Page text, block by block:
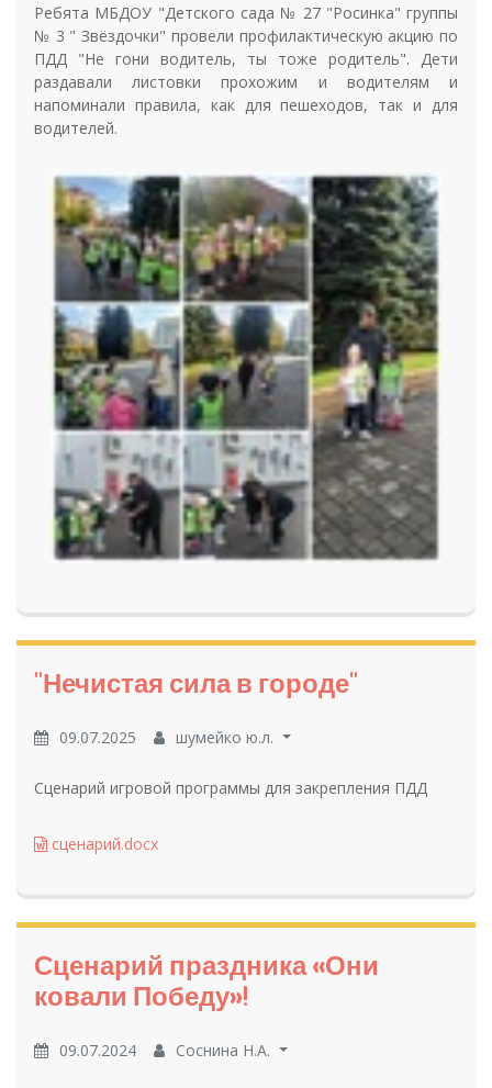
Ребята МБДОУ "Детского сада № 27 "Росинка" группы
№ 3 " Звёздочки" провели профилактическую акцию по
ПДД "Не гони водитель, ты тоже родитель". Дети
раздавали листовки прохожим и водителям и
напоминали правила, как для пешеходов, так и для
водителей.
"Нечистая сила в городе"
09.07.2025 шумейко ю.л.
Сценарий игровой программы для закрепления ПДД
сценарий.docx
Сценарий праздника «Они
ковали Победу»!
09.07.2024 Соснина Н.А.